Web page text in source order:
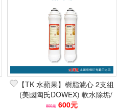
【TK 水蘋果】樹脂濾心 2支組
(美國陶氏DOWEX) 軟水除垢/
抑制水垢/減少石灰質
800元 600元